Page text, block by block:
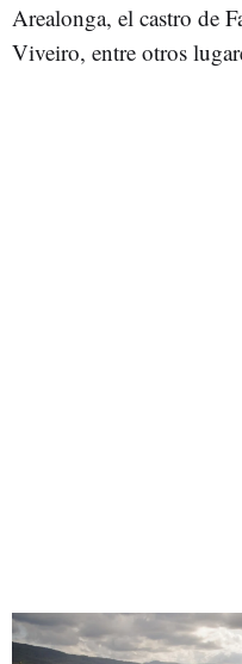
Arealonga, el castro de
Viveiro, entre otros